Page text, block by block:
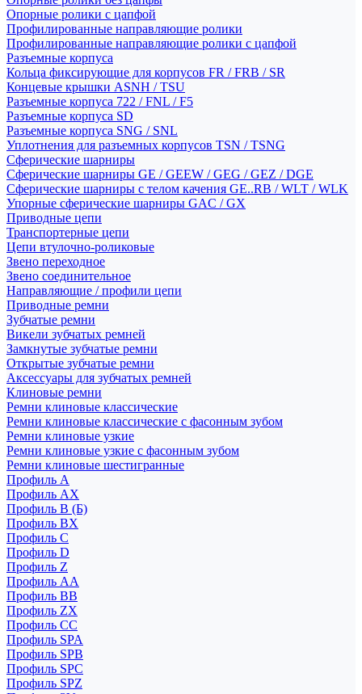
Опорные ролики с цапфой
Профилированные направляющие ролики
Профилированные направляющие ролики с цапфой
Разъемные корпуса
Кольца фиксирующие для корпусов FR / FRB / SR
Концевые крышки ASNH / TSU
Разъемные корпуса 722 / FNL / F5
Разъемные корпуса SD
Разъемные корпуса SNG / SNL
Уплотнения для разъемных корпусов TSN / TSNG
Сферические шарниры
Сферические шарниры GE / GEEW / GEG / GEZ / DGE
Сферические шарниры с телом качения GE..RB / WLT / WLK
Упорные сферические шарниры GAC / GX
Приводные цепи
Транспортерные цепи
Цепи втулочно-роликовые
Звено переходное
Звено соединительное
Направляющие / профили цепи
Приводные ремни
Зубчатые ремни
Викели зубчатых ремней
Замкнутые зубчатые ремни
Открытые зубчатые ремни
Аксессуары для зубчатых ремней
Клиновые ремни
Ремни клиновые классические
Ремни клиновые классические с фасонным зубом
Ремни клиновые узкие
Ремни клиновые узкие с фасонным зубом
Ремни клиновые шестигранные
Профиль A
Профиль AX
Профиль B (Б)
Профиль BX
Профиль C
Профиль D
Профиль Z
Профиль АА
Профиль BB
Профиль ZX
Профиль CC
Профиль SPA
Профиль SPB
Профиль SPC
Профиль SPZ